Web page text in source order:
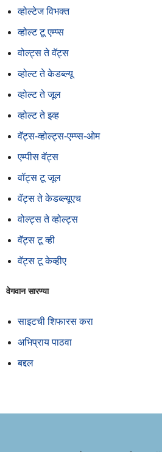
व्होल्टेज विभक्त
व्होल्ट टू एम्प्स
वोल्ट्स ते वॅट्स
व्होल्ट ते केडब्ल्यू
व्होल्ट ते जूल
व्होल्ट ते इव्ह
वॅट्स-व्होल्ट्स-एम्प्स-ओम
एम्पीस वॅट्स
वॉट्स टू जूल
वॅट्स ते केडब्ल्यूएच
वोल्ट्स ते व्होल्ट्स
वॅट्स टू व्ही
वॅट्स टू केव्हीए
वेगवान सारण्या
साइटची शिफारस करा
अभिप्राय पाठवा
बद्दल